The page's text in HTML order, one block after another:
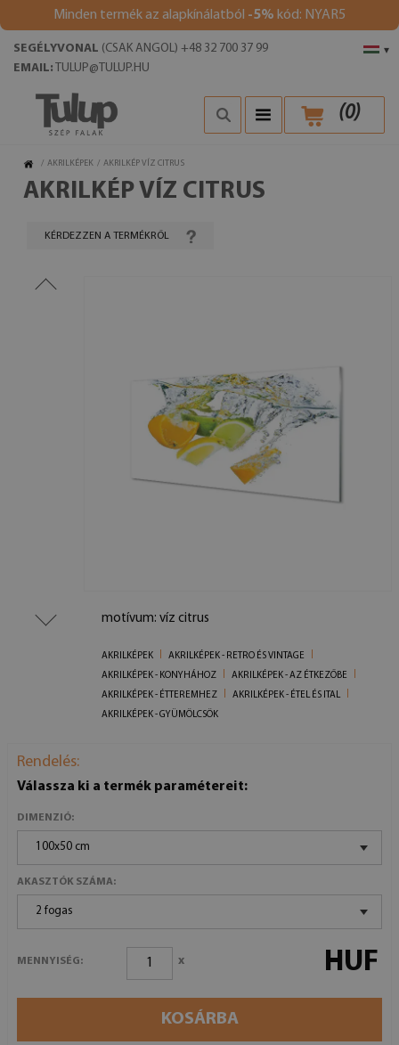
Minden termék az alapkínálatból -5% kód: NYAR5
▾
SEGÉLYVONAL (CSAK ANGOL) +48 32 700 37 99
EMAIL: TULUP@TULUP.HU
(0)
/ AKRILKÉPEK / AKRILKÉP VÍZ CITRUS
AKRILKÉP VÍZ CITRUS
KÉRDEZZEN A TERMÉKRŐL
motívum: víz citrus
AKRILKÉPEK
AKRILKÉPEK - RETRO ÉS VINTAGE
AKRILKÉPEK - KONYHÁHOZ
AKRILKÉPEK - AZ ÉTKEZŐBE
AKRILKÉPEK - ÉTTEREMHEZ
AKRILKÉPEK - ÉTEL ÉS ITAL
AKRILKÉPEK - GYÜMÖLCSÖK
Rendelés:
Válassza ki a termék paramétereit:
DIMENZIÓ:
100x50 cm
AKASZTÓK SZÁMA:
2 fogas
MENNYISÉG: x HUF
KOSÁRBA